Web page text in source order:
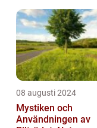
08 augusti 2024
Mystiken och
Användningen av